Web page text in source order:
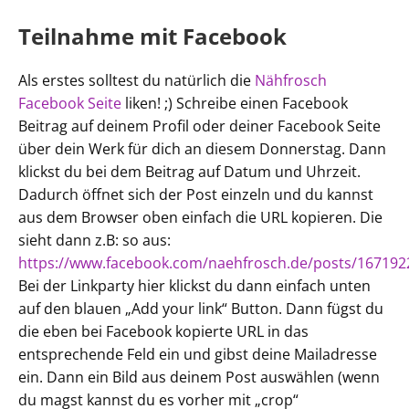
Teilnahme mit Facebook
Als erstes solltest du natürlich die Nähfrosch
Facebook Seite liken! ;) Schreibe einen Facebook
Beitrag auf deinem Profil oder deiner Facebook Seite
über dein Werk für dich an diesem Donnerstag. Dann
klickst du bei dem Beitrag auf Datum und Uhrzeit.
Dadurch öffnet sich der Post einzeln und du kannst
aus dem Browser oben einfach die URL kopieren. Die
sieht dann z.B: so aus:
https://www.facebook.com/naehfrosch.de/posts/
Bei der Linkparty hier klickst du dann einfach unten
auf den blauen „Add your link“ Button. Dann fügst du
die eben bei Facebook kopierte URL in das
entsprechende Feld ein und gibst deine Mailadresse
ein. Dann ein Bild aus deinem Post auswählen (wenn
du magst kannst du es vorher mit „crop“